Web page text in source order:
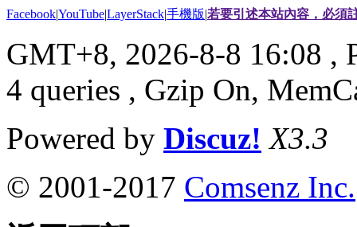
Facebook|YouTube|LayerStack|手機版|若要引述本站內容，必須
GMT+8, 2026-8-8 16:08 ,
4 queries , Gzip On,
Powered by Discuz! X3.3
© 2001-2017 Comsenz Inc.